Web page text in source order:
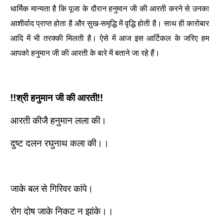
धार्मिक मान्यता है कि पूजा के दौरान हनुमान जी की आरती करने से उनका
आशीर्वाद प्राप्त होता है और सुख-समृद्धि में वृद्धि होती है। साथ ही कारोबार
आदि में भी तरक्की मिलती है। ऐसे में आज इस आर्टिकल के जरिए हम
आपको हनुमान जी की आरती के बारे में बताने जा रहे हैं।
!!श्री हनुमान जी की आरती!!
आरती कीजै हनुमान लला की।
दुष्ट दलन रघुनाथ कला की।।
जाके बल से गिरिवर कांपे।
रोग दोष जाके निकट न झांके।।